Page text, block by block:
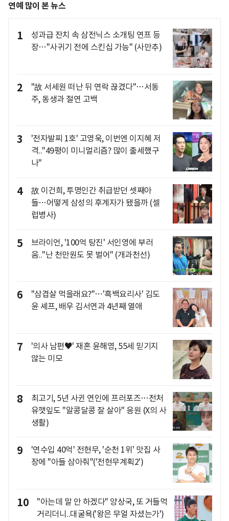
연예 많이 본 뉴스
1
성과급 잔치 속 삼전닉스 소개팅 연프 등
장…"사귀기 전에 스킨십 가능" (사만추)
2
"故 서세원 떠난 뒤 연락 끊겼다"…서동
주, 동생과 절연 고백
3
'전자발찌 1호' 고영욱, 이번엔 이지혜 저
격.."49평이 미니멀리즘? 많이 출세했구
나"
4
故 이건희, 투명인간 취급받던 셋째아
들…어떻게 삼성의 후계자가 됐을까 (셀
럽병사)
5
브라이언, '100억 탕진' 서인영에 부러
움.."난 천만원도 못 벌어" (개과천선)
6
"삼겹살 먹을래요?"…'흑백요리사' 김도
윤 셰프, 배우 김서연과 4년째 열애
7
'의사 남편♥' 재혼 윤해영, 55세 믿기지
않는 미모
8
최고기, 5년 사귄 연인에 프러포즈…전처
유깻잎도 "알콩달콩 잘 살아" 응원 (X의 사
생활)
9
'연수입 40억' 전현무, '순천 1위' 맛집 사
장에 "아들 삼아줘"('전현무계획2')
10
"아는데 말 안 하겠다" 양상국, 또 거들먹
거리더니..대굴욕('왕은 무얼 자셨는가')